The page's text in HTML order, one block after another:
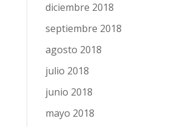
diciembre 2018
septiembre 2018
agosto 2018
julio 2018
junio 2018
mayo 2018